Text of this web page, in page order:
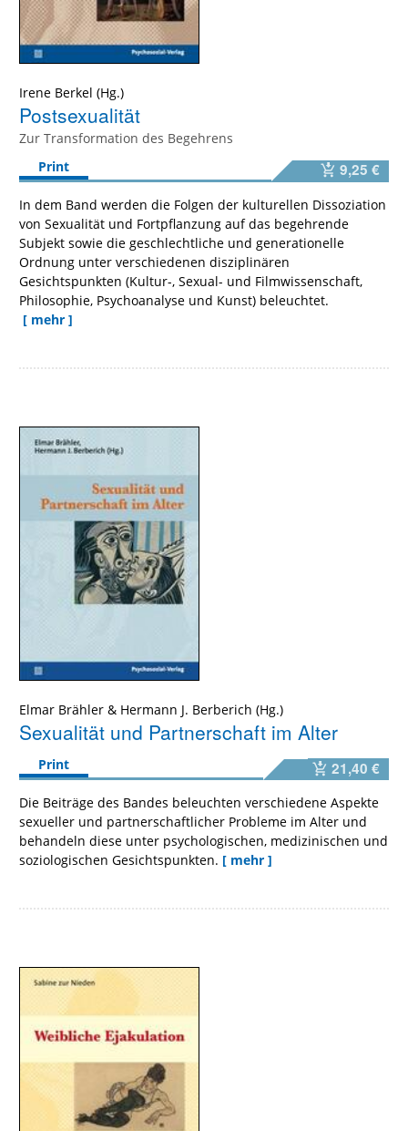
Irene Berkel
Postsexualität
Zur Transformation des Begehrens
Print
9,25 €
In dem Band werden die Folgen der kulturellen Dissoziation
von Sexualität und Fortpflanzung auf das begehrende
Subjekt sowie die geschlechtliche und generationelle
Ordnung unter verschiedenen disziplinären
Gesichtspunkten (Kultur-, Sexual- und Filmwissenschaft,
Philosophie, Psychoanalyse und Kunst) beleuchtet.
[ mehr ]
Elmar Brähler & Hermann J. Berberich
Sexualität und Partnerschaft im Alter
Print 21,40 €
Die Beiträge des Bandes beleuchten verschiedene Aspekte
sexueller und partnerschaftlicher Probleme im Alter und
behandeln diese unter psychologischen, medizinischen und
soziologischen Gesichtspunkten. [ mehr ]